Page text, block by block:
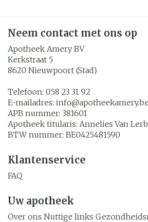
Neem contact met ons op
Apotheek Amery BV
Kerkstraat 5
8620 Nieuwpoort (Stad)
Telefoon: 058 23 31 92
E-mailadres: info@apotheekamery.be
APB nummer: 381601
Apotheek titularis: Annelies Van
BTW nummer: BE0425481590
Klantenservice
FAQ
Uw apotheek
Over ons Nuttige links